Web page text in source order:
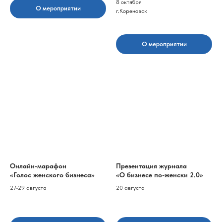
О мероприятии
8 октября
г.Кореновск
О мероприятии
Онлайн-марафон
«Голос женского бизнеса»
27-29 августа
Презентация журнала
«О бизнесе по-женски 2.0»
20 августа